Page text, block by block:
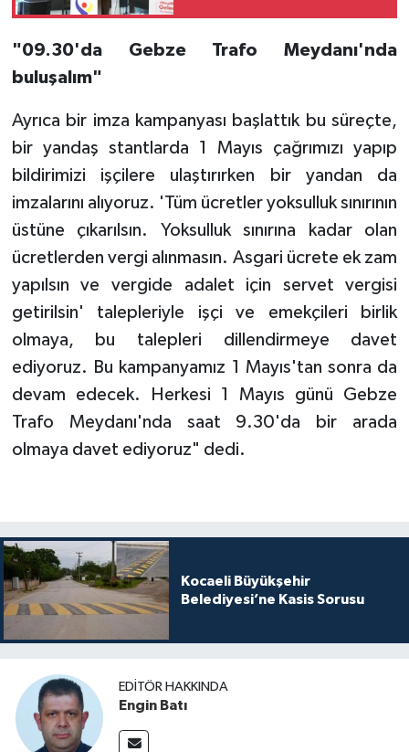
"09.30'da Gebze Trafo Meydanı'nda
buluşalım"
Ayrıca bir imza kampanyası başlattık bu süreçte,
bir yandaş stantlarda 1 Mayıs çağrımızı yapıp
bildirimizi işçilere ulaştırırken bir yandan da
imzalarını alıyoruz. 'Tüm ücretler yoksulluk sınırının
üstüne çıkarılsın. Yoksulluk sınırına kadar olan
ücretlerden vergi alınmasın. Asgari ücrete ek zam
yapılsın ve vergide adalet için servet vergisi
getirilsin' talepleriyle işçi ve emekçileri birlik
olmaya, bu talepleri dillendirmeye davet
ediyoruz. Bu kampanyamız 1 Mayıs'tan sonra da
devam edecek. Herkesi 1 Mayıs günü Gebze
Trafo Meydanı'nda saat 9.30'da bir arada
olmaya davet ediyoruz" dedi.
Kocaeli Büyükşehir
Belediyesi’ne Kasis Sorusu
EDITÖR HAKKINDA
Engin Batı